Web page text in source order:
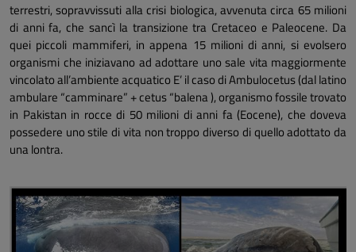
terrestri, sopravvissuti alla crisi biologica, avvenuta circa 65 milioni
di anni fa, che sancì la transizione tra Cretaceo e Paleocene. Da
quei piccoli mammiferi, in appena 15 milioni di anni, si evolsero
organismi che iniziavano ad adottare uno sale vita maggiormente
vincolato all’ambiente acquatico E’ il caso di Ambulocetus (dal latino
ambulare “camminare” + cetus “balena ), organismo fossile trovato
in Pakistan in rocce di 50 milioni di anni fa (Eocene), che doveva
possedere uno stile di vita non troppo diverso di quello adottato da
una lontra.